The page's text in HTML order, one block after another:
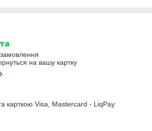
на вашу картку
карткою Visa, Mastercard - LiqPay